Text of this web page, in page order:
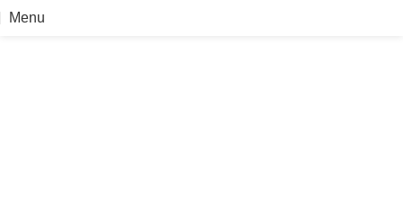
Menu